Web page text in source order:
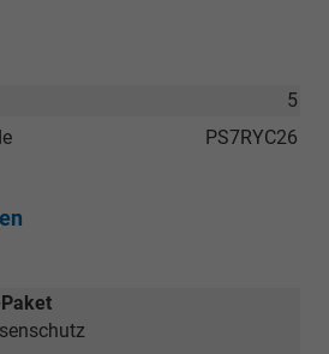
5
PS7RYC26